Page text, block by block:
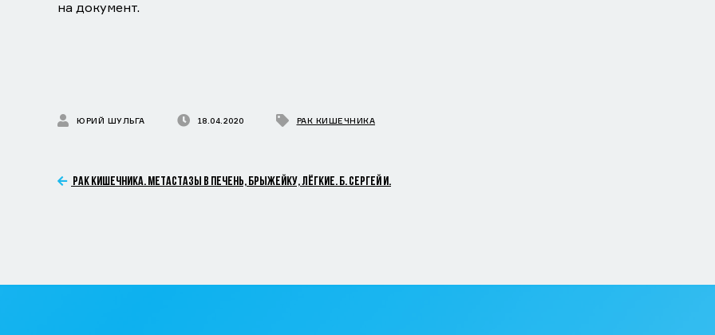
на документ.
ЮРИЙ ШУЛЬГА 18.04.2020 РАК КИШЕЧНИКА
РАК КИШЕЧНИКА. МЕТАСТАЗЫ В ПЕЧЕНЬ, БРЫЖЕЙКУ, ЛЁГКИЕ. Б. СЕРГЕЙ И.